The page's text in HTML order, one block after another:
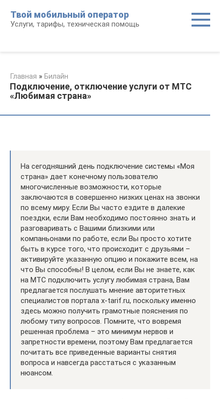
контенту
Твой мобильный оператор
Услуги, тарифы, техническая помощь
Главная » Билайн
Подключение, отключение услуги от МТС
«Любимая страна»
На сегодняшний день подключение системы «Моя
страна» дает конечному пользователю
многочисленные возможности, которые
заключаются в совершенно низких ценах на звонки
по всему миру. Если Вы часто ездите в далекие
поездки, если Вам необходимо постоянно знать и
разговаривать с Вашими близкими или
компаньонами по работе, если Вы просто хотите
быть в курсе того, что происходит с друзьями –
активируйте указанную опцию и покажите всем, на
что Вы способны! В целом, если Вы не знаете, как
на МТС подключить услугу любимая страна, Вам
предлагается послушать мнение авторитетных
специалистов портала x-tarif.ru, поскольку именно
здесь можно получить грамотные пояснения по
любому типу вопросов. Помните, что вовремя
решенная проблема – это минимум нервов и
запретности времени, поэтому Вам предлагается
почитать все приведенные варианты снятия
вопроса и навсегда расстаться с указанным
нюансом.